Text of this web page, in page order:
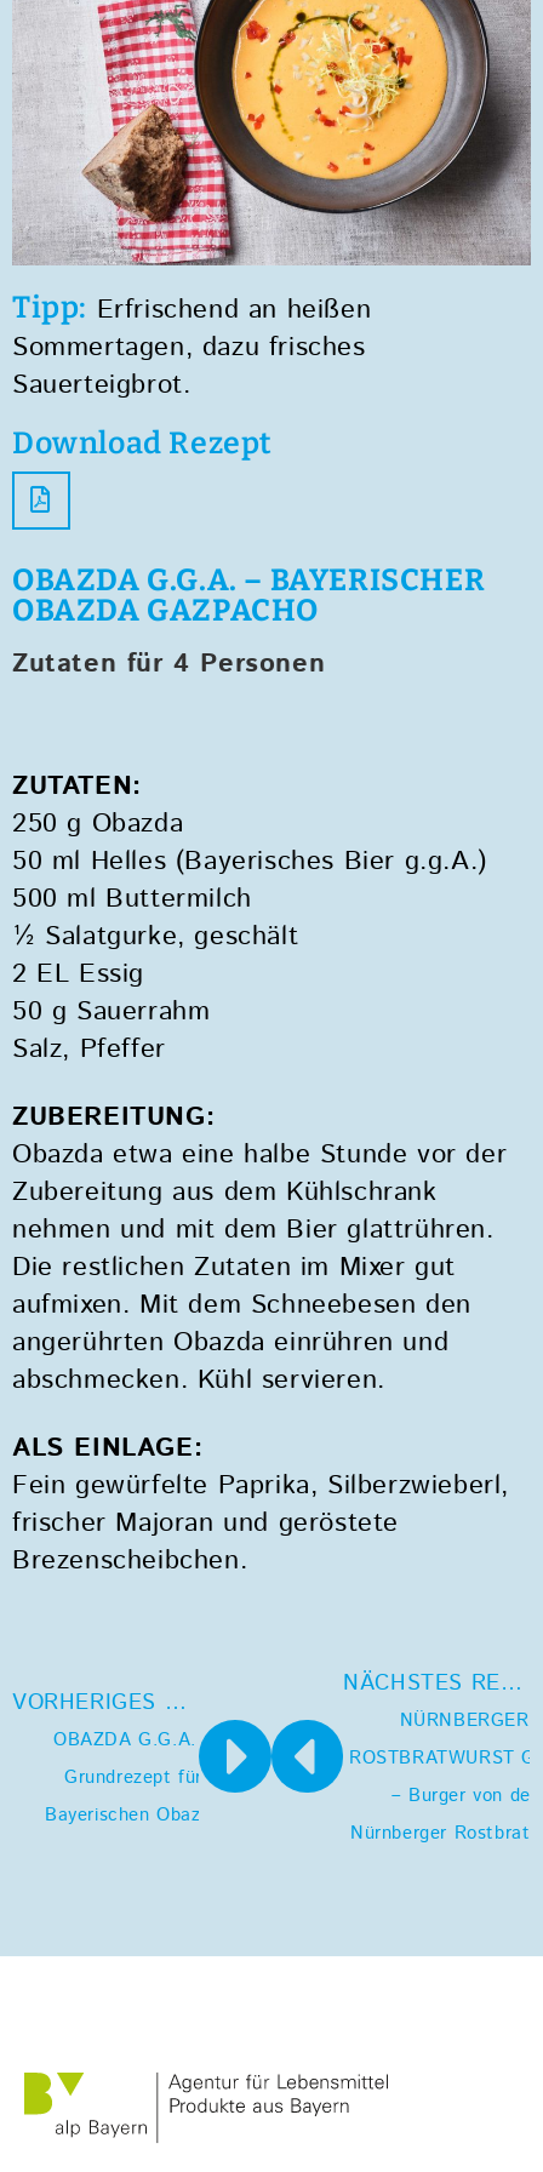
Tipp: Erfrischend an heißen
Sommertagen, dazu frisches
Sauerteigbrot.
Download Rezept
OBAZDA G.G.A. – BAYERISCHER
OBAZDA GAZPACHO
Zutaten für 4 Personen
ZUTATEN:
250 g Obazda
50 ml Helles (Bayerisches Bier g.g.A.)
500 ml Buttermilch
½ Salatgurke, geschält
2 EL Essig
50 g Sauerrahm
Salz, Pfeffer
ZUBEREITUNG:
Obazda etwa eine halbe Stunde vor der
Zubereitung aus dem Kühlschrank
nehmen und mit dem Bier glattrühren.
Die restlichen Zutaten im Mixer gut
aufmixen. Mit dem Schneebesen den
angerührten Obazda einrühren und
abschmecken. Kühl servieren.
ALS EINLAGE:
Fein gewürfelte Paprika, Silberzwieberl,
frischer Majoran und geröstete
Brezenscheibchen.
NÄCHSTES REZEPT
NÜRNBERGER
ROSTBRATWURST
– Burger von der
Nürnberger
VORHERIGES REZEPT
OBAZDA G.G.A. –
Grundrezept für
Bayerischen Obazda